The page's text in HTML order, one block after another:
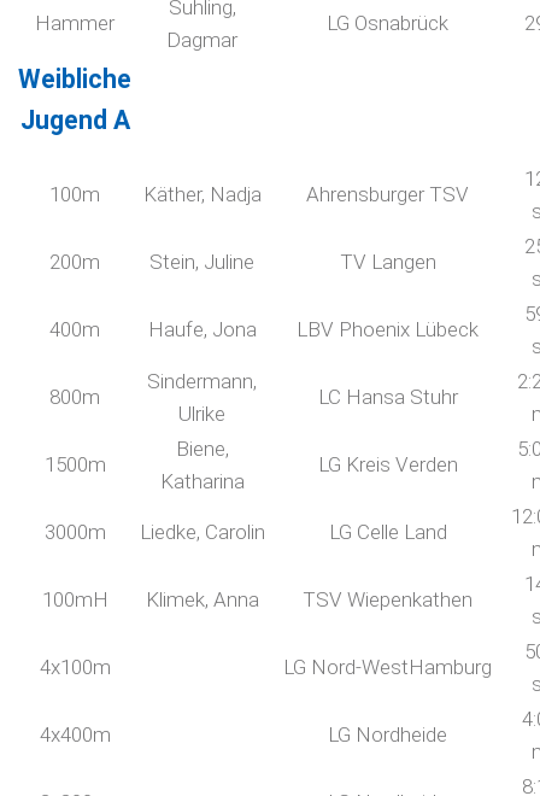
Hammer
Suhling,
Dagmar
LG Osnabrück
Weibliche
Jugend A
100m Käther, Nadja Ahrensburger TSV
200m Stein, Juline TV Langen
400m Haufe, Jona LBV Phoenix Lübeck
800m
Sindermann,
Ulrike
LC Hansa Stuhr
1500m
Biene,
Katharina
LG Kreis Verden
3000m Liedke, Carolin LG Celle Land
100mH Klimek, Anna TSV Wiepenkathen
4x100m LG Nord-WestHamburg
4x400m LG Nordheide